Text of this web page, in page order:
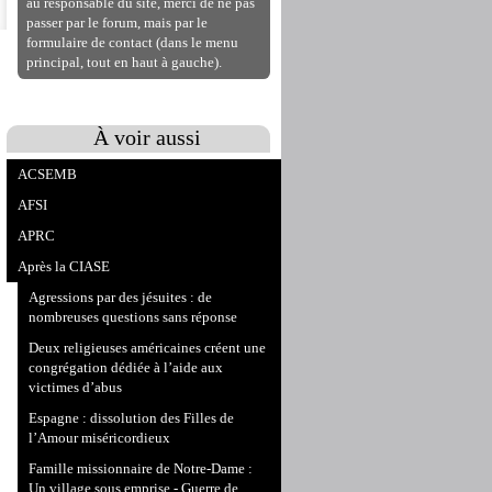
passer par le forum, mais par le
formulaire de contact (dans le menu
principal, tout en haut à gauche).
À voir aussi
ACSEMB
AFSI
APRC
Après la CIASE
Agressions par des jésuites : de
nombreuses questions sans réponse
Deux religieuses américaines créent une
congrégation dédiée à l’aide aux
victimes d’abus
Espagne : dissolution des Filles de
l’Amour miséricordieux
Famille missionnaire de Notre-Dame :